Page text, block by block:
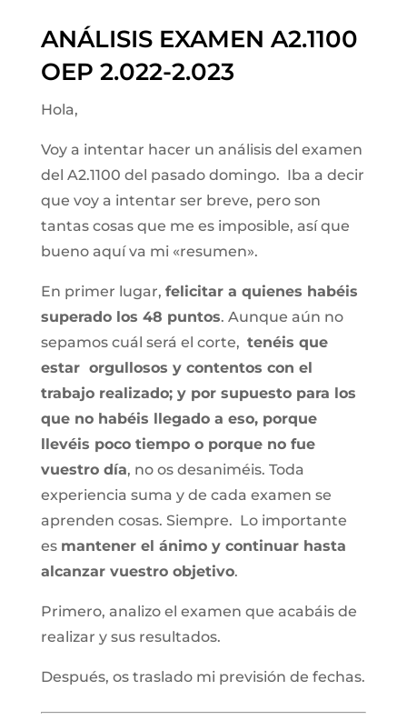
ANÁLISIS EXAMEN A2.1100
OEP 2.022-2.023
Hola,
Voy a intentar hacer un análisis del examen
del A2.1100 del pasado domingo. Iba a decir
que voy a intentar ser breve, pero son
tantas cosas que me es imposible, así que
bueno aquí va mi «resumen».
En primer lugar, felicitar a quienes habéis
superado los 48 puntos. Aunque aún no
sepamos cuál será el corte, tenéis que
estar orgullosos y contentos con el
trabajo realizado; y por supuesto para los
que no habéis llegado a eso, porque
llevéis poco tiempo o porque no fue
vuestro día, no os desaniméis. Toda
experiencia suma y de cada examen se
aprenden cosas. Siempre. Lo importante
es mantener el ánimo y continuar hasta
alcanzar vuestro objetivo.
Primero, analizo el examen que acabáis de
realizar y sus resultados.
Después, os traslado mi previsión de fechas.